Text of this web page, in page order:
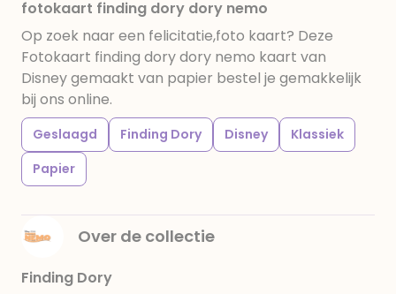
fotokaart finding dory dory nemo
Op zoek naar een felicitatie,foto kaart? Deze
Fotokaart finding dory dory nemo kaart van
Disney gemaakt van papier bestel je gemakkelijk
bij ons online.
Geslaagd Finding Dory Disney
Klassiek
Papier
Over de collectie
Finding Dory